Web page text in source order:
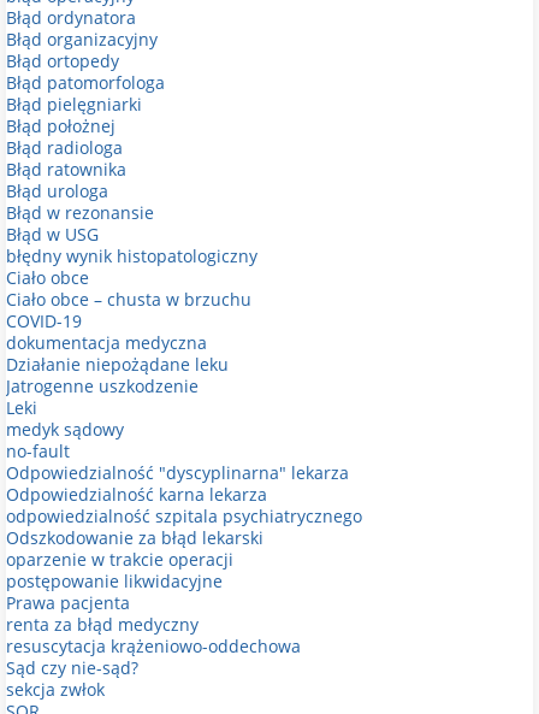
Błąd ordynatora
Błąd organizacyjny
Błąd ortopedy
Błąd patomorfologa
Błąd pielęgniarki
Błąd położnej
Błąd radiologa
Błąd ratownika
Błąd urologa
Błąd w rezonansie
Błąd w USG
błędny wynik histopatologiczny
Ciało obce
Ciało obce – chusta w brzuchu
COVID-19
dokumentacja medyczna
Działanie niepożądane leku
Jatrogenne uszkodzenie
Leki
medyk sądowy
no-fault
Odpowiedzialność "dyscyplinarna" lekarza
Odpowiedzialność karna lekarza
odpowiedzialność szpitala psychiatrycznego
Odszkodowanie za błąd lekarski
oparzenie w trakcie operacji
postępowanie likwidacyjne
Prawa pacjenta
renta za błąd medyczny
resuscytacja krążeniowo-oddechowa
Sąd czy nie-sąd?
sekcja zwłok